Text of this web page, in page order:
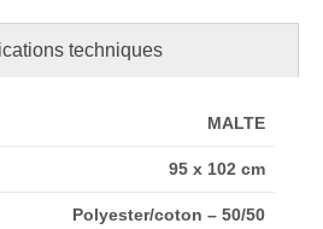
techniques
MALTE
95 x 102 cm
Polyester/coton – 50/50